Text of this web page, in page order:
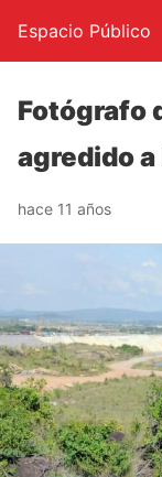
Espacio Público
Fotógrafo
agredido
hace 11 años